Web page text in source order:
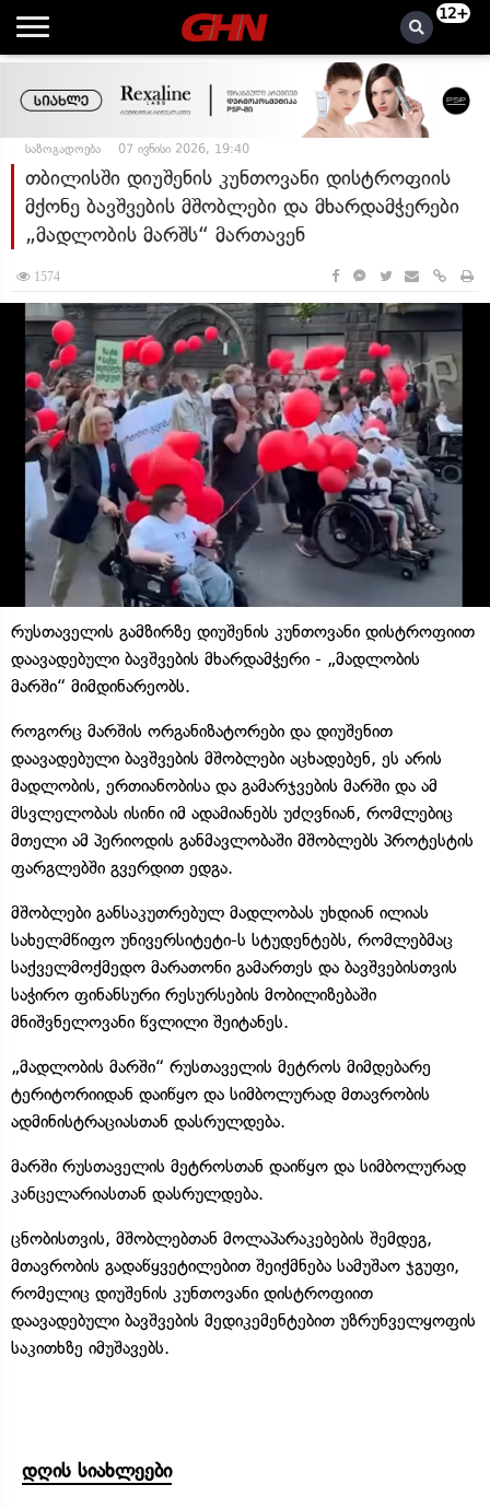
12+
საზოგადოება 07 ივნისი 2026, 19:40
თბილისში დიუშენის კუნთოვანი დისტროფიის
მქონე ბავშვების მშობლები და მხარდამჭერები
„მადლობის მარშს“ მართავენ
1574
რუსთაველის გამზირზე დიუშენის კუნთოვანი დისტროფიით
დაავადებული ბავშვების მხარდამჭერი - „მადლობის
მარში“ მიმდინარეობს.
როგორც მარშის ორგანიზატორები და დიუშენით
დაავადებული ბავშვების მშობლები აცხადებენ, ეს არის
მადლობის, ერთიანობისა და გამარჯვების მარში და ამ
მსვლელობას ისინი იმ ადამიანებს უძღვნიან, რომლებიც
მთელი ამ პერიოდის განმავლობაში მშობლებს პროტესტის
ფარგლებში გვერდით ედგა.
მშობლები განსაკუთრებულ მადლობას უხდიან ილიას
სახელმწიფო უნივერსიტეტი-ს სტუდენტებს, რომლებმაც
საქველმოქმედო მარათონი გამართეს და ბავშვებისთვის
საჭირო ფინანსური რესურსების მობილიზებაში
მნიშვნელოვანი წვლილი შეიტანეს.
„მადლობის მარში“ რუსთაველის მეტროს მიმდებარე
ტერიტორიიდან დაიწყო და სიმბოლურად მთავრობის
ადმინისტრაციასთან დასრულდება.
მარში რუსთაველის მეტროსთან დაიწყო და სიმბოლურად
კანცელარიასთან დასრულდება.
ცნობისთვის, მშობლებთან მოლაპარაკებების შემდეგ,
მთავრობის გადაწყვეტილებით შეიქმნება სამუშაო ჯგუფი,
რომელიც დიუშენის კუნთოვანი დისტროფიით
დაავადებული ბავშვების მედიკემენტებით უზრუნველყოფის
საკითხზე იმუშავებს.
დღის სიახლეები